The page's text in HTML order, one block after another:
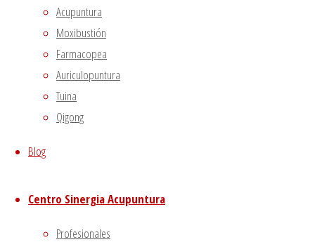
Acupuntura
Moxibustión
Farmacopea
Auriculopuntura
Tuina
Qigong
Blog
Centro Sinergia Acupuntura
Profesionales
to opt-out of these cookies. But opting out of some of
these cookies may affect your browsing experience.
Necessary
Necessary
Siempre activado
website to function properly. This category only includes
cookies that ensures basic functionalities and security
Non-necessary
Non-necessary